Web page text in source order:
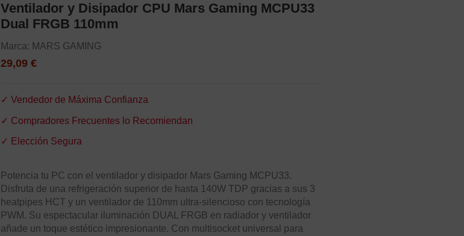
Ventilador y Disipador CPU Mars Gaming MCPU33
Dual FRGB 110mm
Marca: MARS GAMING
29,09 €
✓ Vendedor de Máxima Confianza
✓ Compradores Frecuentes lo Recomiendan
✓ Elección Segura
Potencia tu PC con el ventilador y disipador Mars Gaming MCPU33.
Disfruta de una refrigeración superior de hasta 140W TDP gracias a sus 3
heatpipes HCT y un ventilador de 110mm ultra-silencioso con tecnología
PWM. Su espectacular iluminación DUAL FRGB en radiador y ventilador
añade un toque estético impresionante. Con multisocket universal para